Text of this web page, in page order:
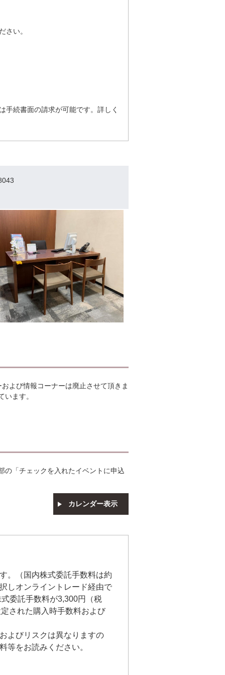
さい。
手続書面の請求が可能です。詳しく
よび情報コーナーは廃止させて頂きま
ます。
の「チェックを入れたイベントに申込
カレンダー表示
。（国内株式委託手数料は約
しオンライントレード経由で
委託手数料が3,300円（税
された購入時手数料および
よびリスクは異なりますの
等をお読みください。